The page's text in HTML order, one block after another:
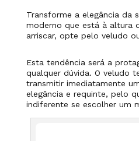
Transforme a elegância da
moderno que está à altura
arriscar, opte pelo veludo
Esta tendência será a
qualquer dúvida. O veludo
transmitir imediatamente
elegância e requinte, pelo
indiferente se escolher um